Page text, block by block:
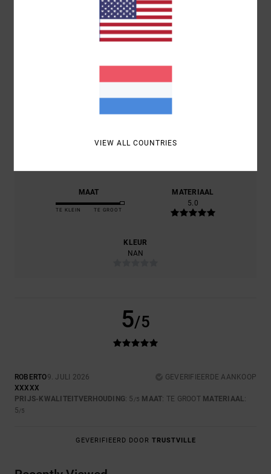
1 GEVERIFIEERDE BEOORDELINGEN
PRIJS-KWALITEITVERHOUDING
MAAT
TE KLEIN TE GROOT
MATERIAAL
5.0
KLEUR
NAN
5/5
ROBERTO9. JULI 2026
GEVERIFIEERDE AANKOOP
XXXXX
PRIJS-KWALITEITVERHOUDING: 5 /5 MAAT: TE GROOT MATERIAAL:
5/5
GEVERIFIEERD DOOR TRUSTVILLE
VIEW ALL COUNTRIES